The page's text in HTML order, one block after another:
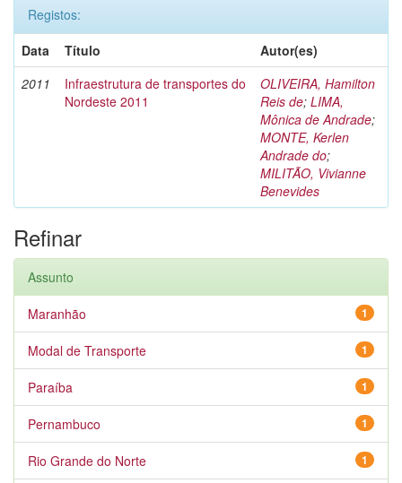
Registos:
Data
Título
Autor(es)
2011
Infraestrutura de transportes do
Nordeste 2011
OLIVEIRA, Hamilton
Reis de; LIMA,
Mônica de Andrade;
MONTE, Kerlen
Andrade do;
MILITÃO, Vivianne
Benevides
Refinar
Assunto
1
Maranhão
1
Modal de Transporte
1
Paraíba
1
Pernambuco
1
Rio Grande do Norte